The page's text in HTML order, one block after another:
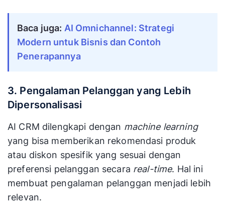
Baca juga: AI Omnichannel: Strategi
Modern untuk Bisnis dan Contoh
Penerapannya
3. Pengalaman Pelanggan yang Lebih
Dipersonalisasi
AI CRM dilengkapi dengan machine learning
yang bisa memberikan rekomendasi produk
atau diskon spesifik yang sesuai dengan
preferensi pelanggan secara real-time. Hal ini
membuat pengalaman pelanggan menjadi lebih
relevan.